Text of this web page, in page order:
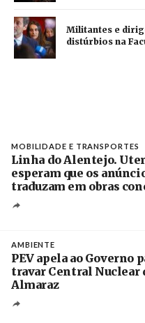
Militantes e
distúrbios na
MOBILIDADE E TRANSPORTES
Linha do Alentejo.
esperam que os
traduzam em obras
AMBIENTE
PEV apela ao Governo
travar Central Nuclear
Almaraz